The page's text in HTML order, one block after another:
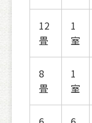
12
畳
1
室
8
畳
1
室